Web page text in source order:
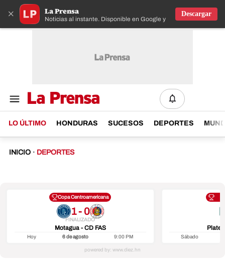
× La Prensa
Noticias al instante. Disponible en Google y IOS
Descargar
LO ÚLTIMO HONDURAS SUCESOS DEPORTES
INICIO · DEPORTES
Copa Centroamericana
1 - 0
FINALIZADO
Motagua - CD FAS
Hoy 6 de agosto 9:00 PM Sábado